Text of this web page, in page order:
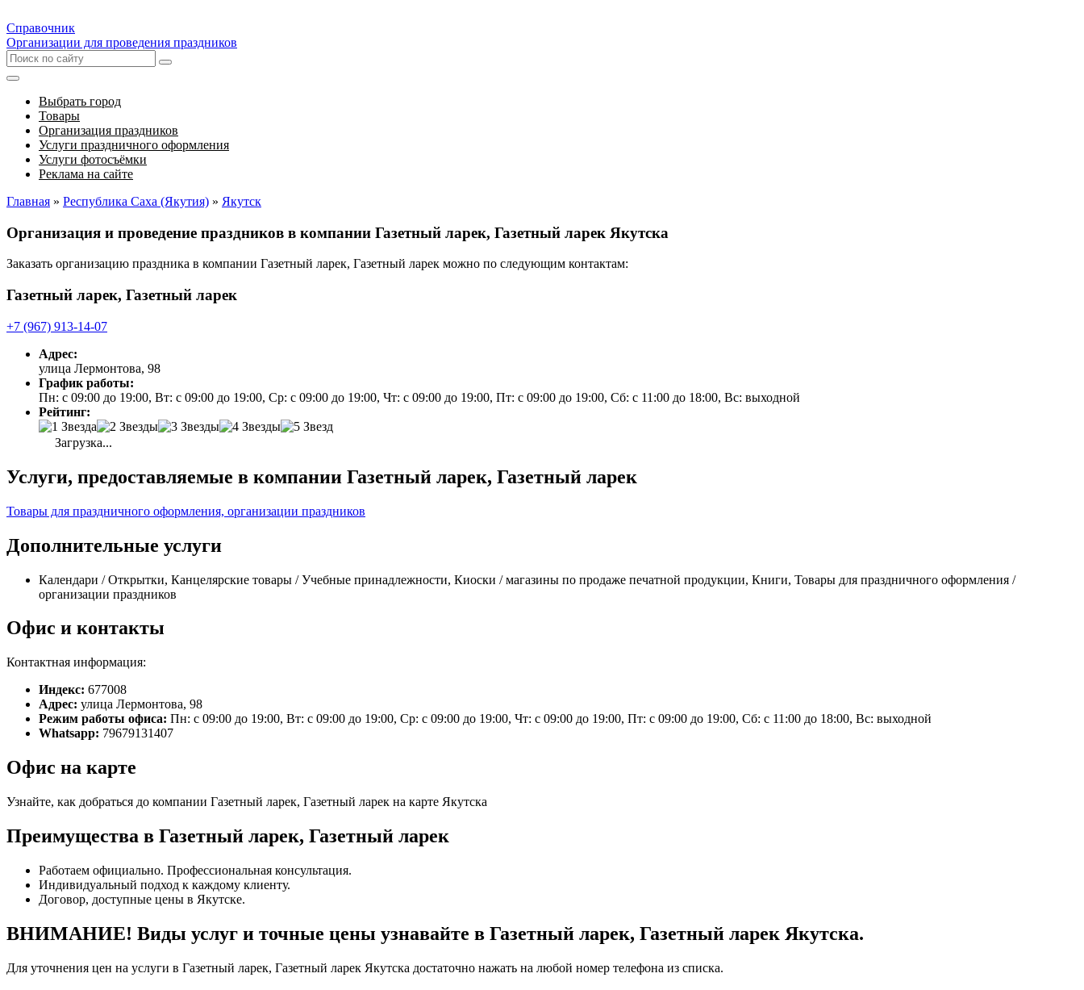
Справочник
Организации для проведения праздников
Выбрать город
Товары
Организация праздников
Услуги праздничного оформления
Услуги фотосъёмки
Реклама на сайте
Главная » Республика Саха (Якутия) » Якутск
Организация и проведение праздников в компании Газетный ларек, Газетный ларек Якутска
Заказать организацию праздника в компании Газетный ларек, Газетный ларек можно по следующим контактам:
Газетный ларек, Газетный ларек
+7 (967) 913-14-07
Адрес:
улица Лермонтова, 98
График работы:
Пн: с 09:00 до 19:00, Вт: с 09:00 до 19:00, Ср: с 09:00 до 19:00, Чт: с 09:00 до 19:00, Пт: с 09:00 до 19:00, Сб: с 11:00 до 18:00, Вс: выходной
Рейтинг:
Загрузка...
Услуги, предоставляемые в компании Газетный ларек, Газетный ларек
Товары для праздничного оформления, организации праздников
Дополнительные услуги
Календари / Открытки, Канцелярские товары / Учебные принадлежности, Киоски / магазины по продаже печатной продукции, Книги, Товары для праздничного оформления /
организации праздников
Офис и контакты
Контактная информация:
Индекс: 677008
Адрес: улица Лермонтова, 98
Режим работы офиса: Пн: с 09:00 до 19:00, Вт: с 09:00 до 19:00, Ср: с 09:00 до 19:00, Чт: с 09:00 до 19:00, Пт: с 09:00 до 19:00, Сб: с 11:00 до 18:00, Вс: выходной
Whatsapp: 79679131407
Офис на карте
Узнайте, как добраться до компании Газетный ларек, Газетный ларек на карте Якутска
Преимущества в Газетный ларек, Газетный ларек
Работаем официально. Профессиональная консультация.
Индивидуальный подход к каждому клиенту.
Договор, доступные цены в Якутске.
ВНИМАНИЕ! Виды услуг и точные цены узнавайте в Газетный ларек, Газетный ларек Якутска.
Для уточнения цен на услуги в Газетный ларек, Газетный ларек Якутска достаточно нажать на любой номер телефона из списка.